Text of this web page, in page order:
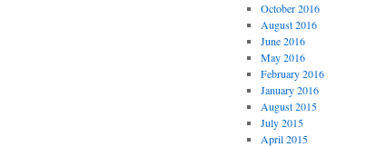
October 2016
August 2016
June 2016
May 2016
February 2016
January 2016
August 2015
July 2015
April 2015